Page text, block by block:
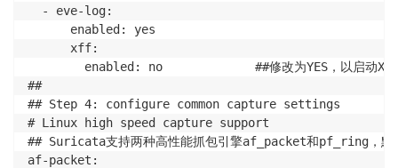
  - eve-log:
      enabled: yes
      xff:
enabled: no             ##修改为YES，以启动X-
##
## Step 4: configure common capture settings
# Linux high speed capture support
## Suricata支持两种高性能抓包引擎af_packet和pf_ring，默
af-packet: